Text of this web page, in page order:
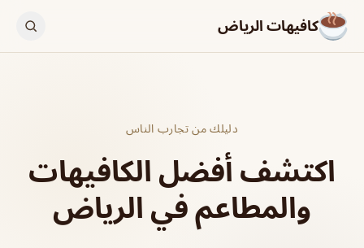
كافيهات الرياض
دليلك من تجارب الناس
اكتشف أفضل الكافيهات
والمطاعم في الرياض